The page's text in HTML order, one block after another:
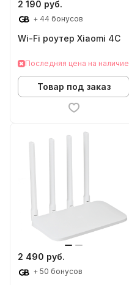
2 190 руб.
+ 44 бонусов
Wi-Fi роутер Xiaomi 4С
Последняя цена на наличие
Товар под заказ
2 490 руб.
+ 50 бонусов